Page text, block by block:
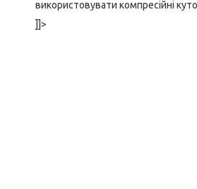
використовувати компресійні
]]>